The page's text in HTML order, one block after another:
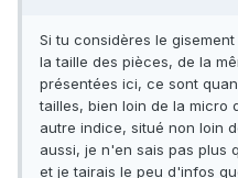
Si tu considères le
la taille des pièces, de la
présentées ici, ce sont
tailles, bien loin de la micro
autre indice, situé non loin
aussi, je n'en sais pas plus
et je tairais le peu d'infos